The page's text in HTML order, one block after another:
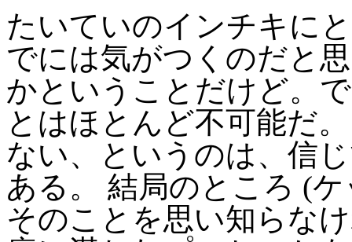
たいていのインチキに
でには気がつくのだと
かということだけど。
とはほとんど不可能だ
ない、というのは、信
ある。 結局のところ (
そのことを思い知らな